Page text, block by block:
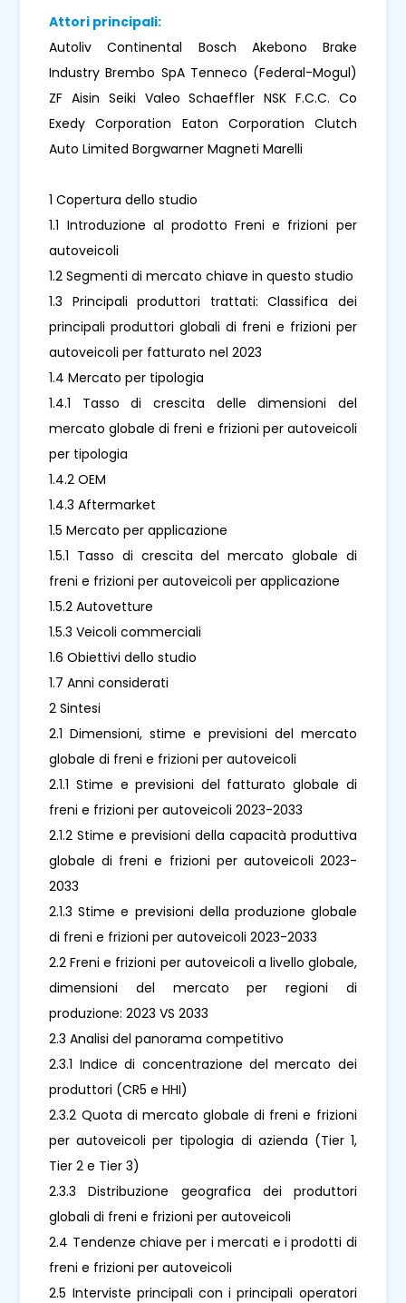
Attori principali:
Autoliv Continental Bosch Akebono Brake
Industry Brembo SpA Tenneco (Federal-Mogul)
ZF Aisin Seiki Valeo Schaeffler NSK F.C.C. Co
Exedy Corporation Eaton Corporation Clutch
Auto Limited Borgwarner Magneti Marelli
1 Copertura dello studio
1.1 Introduzione al prodotto Freni e frizioni per
autoveicoli
1.2 Segmenti di mercato chiave in questo studio
1.3 Principali produttori trattati: Classifica dei
principali produttori globali di freni e frizioni per
autoveicoli per fatturato nel 2023
1.4 Mercato per tipologia
1.4.1 Tasso di crescita delle dimensioni del
mercato globale di freni e frizioni per autoveicoli
per tipologia
1.4.2 OEM
1.4.3 Aftermarket
1.5 Mercato per applicazione
1.5.1 Tasso di crescita del mercato globale di
freni e frizioni per autoveicoli per applicazione
1.5.2 Autovetture
1.5.3 Veicoli commerciali
1.6 Obiettivi dello studio
1.7 Anni considerati
2 Sintesi
2.1 Dimensioni, stime e previsioni del mercato
globale di freni e frizioni per autoveicoli
2.1.1 Stime e previsioni del fatturato globale di
freni e frizioni per autoveicoli 2023-2033
2.1.2 Stime e previsioni della capacità produttiva
globale di freni e frizioni per autoveicoli 2023-
2033
2.1.3 Stime e previsioni della produzione globale
di freni e frizioni per autoveicoli 2023-2033
2.2 Freni e frizioni per autoveicoli a livello globale,
dimensioni del mercato per regioni di
produzione: 2023 VS 2033
2.3 Analisi del panorama competitivo
2.3.1 Indice di concentrazione del mercato dei
produttori (CR5 e HHI)
2.3.2 Quota di mercato globale di freni e frizioni
per autoveicoli per tipologia di azienda (Tier 1,
Tier 2 e Tier 3)
2.3.3 Distribuzione geografica dei produttori
globali di freni e frizioni per autoveicoli
2.4 Tendenze chiave per i mercati e i prodotti di
freni e frizioni per autoveicoli
2.5 Interviste principali con i principali operatori